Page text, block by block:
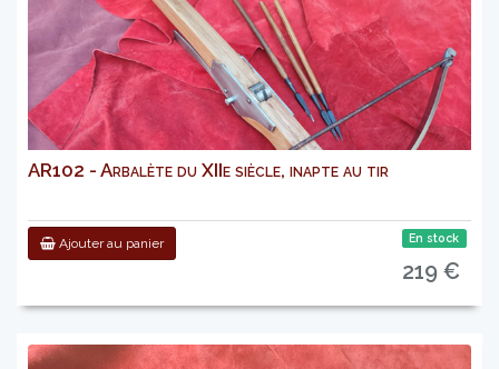
AR102 - Arbalète du XIIe siècle, inapte au tir
Ajouter au panier En stock
219 €